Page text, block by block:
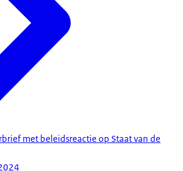
met beleidsreactie op Staat van de